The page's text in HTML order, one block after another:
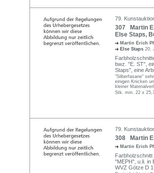
79.
307 Martin
Else Staps,
Martin Erich
Else Staps 20.
bwz. "E. ST",
Staps", eine
"Silberfasane"
einigen Knicken
kleiner
Stk. min. 22 x
79.
308 Martin
Martin Erich
"MEPH", u.li. in
WVZ Götze D